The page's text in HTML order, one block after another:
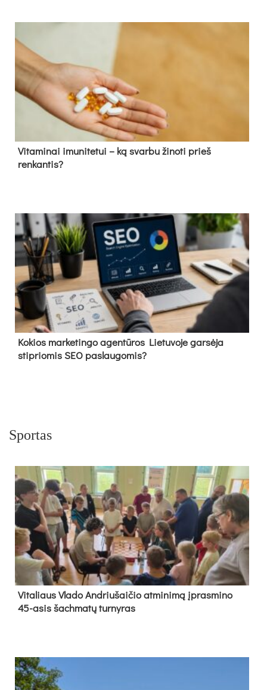
Vitaminai imunitetui – ką svarbu žinoti prieš
renkantis?
Kokios marketingo agentūros Lietuvoje garsėja
stipriomis SEO paslaugomis?
Sportas
Vi­ta­liaus Vla­do And­riu­šai­čio at­mi­ni­mą įpras­mi­no
45-asis šach­ma­tų tur­ny­ras